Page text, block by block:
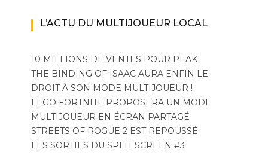
L’ACTU DU MULTIJOUEUR LOCAL
10 MILLIONS DE VENTES POUR PEAK
THE BINDING OF ISAAC AURA ENFIN LE
DROIT À SON MODE MULTIJOUEUR !
LEGO FORTNITE PROPOSERA UN MODE
MULTIJOUEUR EN ÉCRAN PARTAGÉ
STREETS OF ROGUE 2 EST REPOUSSÉ
LES SORTIES DU SPLIT SCREEN #3